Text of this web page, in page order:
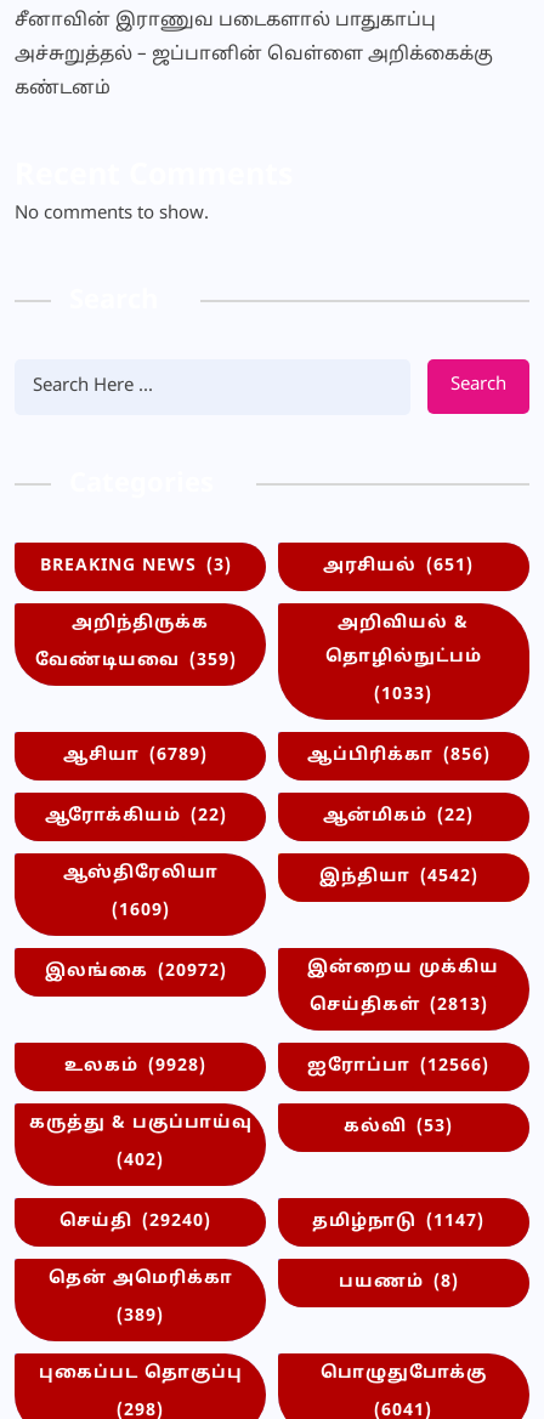
சீனாவின் இராணுவ படைகளால் பாதுகாப்பு
அச்சுறுத்தல் – ஜப்பானின் வெள்ளை அறிக்கைக்கு
கண்டனம்
No comments to show.
Search
BREAKING NEWS (3) அரசியல் (651)
அறிந்திருக்க
வேண்டியவை (359)
அறிவியல் &
தொழில்நுட்பம்
(1033)
ஆசியா (6789) ஆப்பிரிக்கா (856)
ஆரோக்கியம் (22) ஆன்மிகம் (22)
ஆஸ்திரேலியா
(1609)
இந்தியா (4542)
இலங்கை (20972)
இன்றைய முக்கிய
செய்திகள் (2813)
உலகம் (9928) ஐரோப்பா (12566)
கருத்து & பகுப்பாய்வு
(402)
கல்வி (53)
செய்தி (29240) தமிழ்நாடு (1147)
தென் அமெரிக்கா
(389)
பயணம் (8)
புகைப்பட தொகுப்பு
(298)
பொழுதுபோக்கு
(6041)